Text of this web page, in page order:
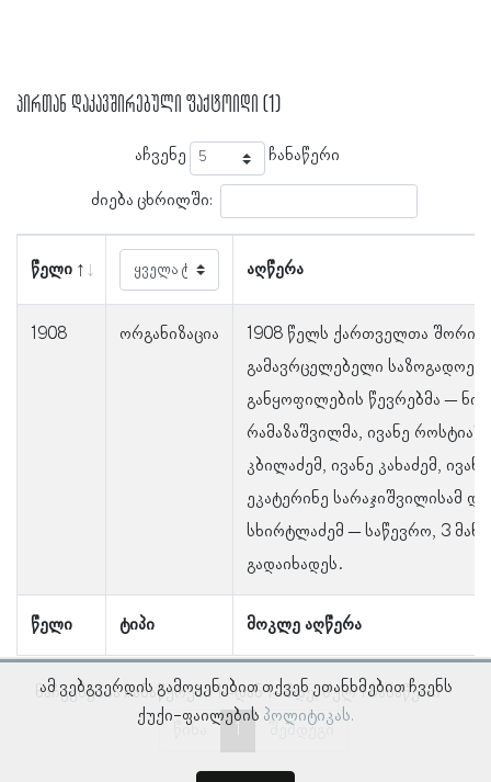
პირთან დაკავშირებული ფაქტოიდი (1)
აჩვენე ჩანაწერი
ძიება ცხრილში:
წელი აღწერა
წელი ტიპი მოკლე აღწერა
1908 ორგანიზაცია
1908 წელს ქართველთა შორის
გამავრცელებელი
განყოფილების წევრებმა –
რამაზაშვილმა, ივანე
კბილაძემ, ივანე კახაძემ,
ეკატერინე სარაჯიშვილისამ
სხირტლაძემ – საწევრო, 3
გადაიხადეს.
ნაჩვენებია ჩანაწერები 1–დან 1–მდე, სულ 1 ჩანაწერი
წინა
შემდეგი
ამ ვებგვერდის გამოყენებით თქვენ ეთანხმებით ჩვენს
ქუქი-ფაილების პოლიტიკას.